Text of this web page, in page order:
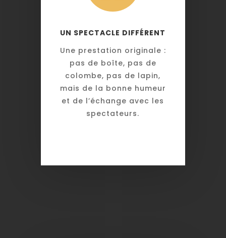
UN SPECTACLE DIFFÉRENT
Une prestation originale :
pas de boîte, pas de
colombe, pas de lapin,
mais de la bonne humeur
et de l’échange avec les
spectateurs.